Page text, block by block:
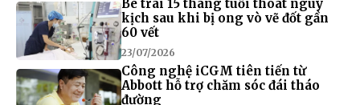
Bé trai 15 tháng tuổi thoát nguy
kịch sau khi bị ong vò vẽ đốt gần
60 vết
23/07/2026
Công nghệ iCGM tiên tiến từ
Abbott hỗ trợ chăm sóc đái tháo
đường